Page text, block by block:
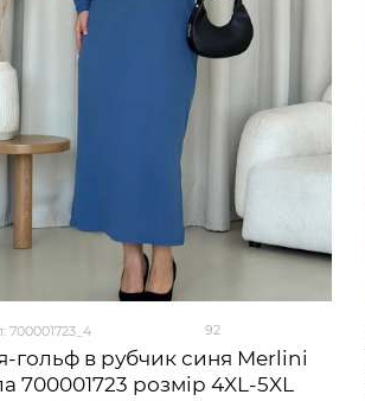
700001723_4 92
гольф в рубчик синя Merlini
700001723 розмір 4XL-5XL